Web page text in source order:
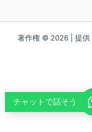
著作権 © 2026 | 提供
チャットで話そう